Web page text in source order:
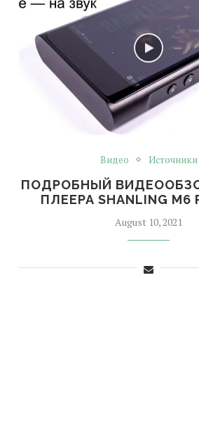
Видео Источники
ПОДРОБНЫЙ
ПЛЕЕРА SHANLING M6
August 10, 2021